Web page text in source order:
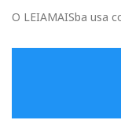
O LEIAMAISba usa